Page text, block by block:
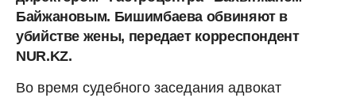
Байжановым. Бишимбаева обвиняют в
убийстве жены, передает корреспондент
NUR.KZ.
Во время судебного заседания адвокат